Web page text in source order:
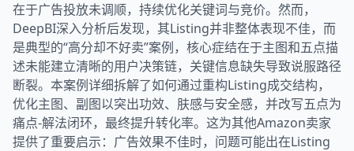
在于广告投放未调顺，持续优化关键词与竞价。然而，
DeepBI深入分析后发现，其Listing并非整体表现不佳，而
是典型的“高分却不好卖”案例，核心症结在于主图和五点描
述未能建立清晰的用户决策链，关键信息缺失导致说服路径
断裂。本案例详细拆解了如何通过重构Listing成交结构，
优化主图、副图以突出功效、肤感与安全感，并改写五点为
痛点-解法闭环，最终提升转化率。这为其他Amazon卖家
提供了重要启示：广告效果不佳时，问题可能出在Listing